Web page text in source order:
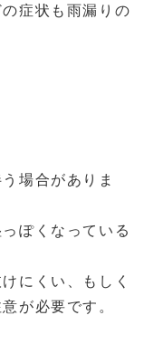
症状も雨漏りの
場合がありま
ぽくなっている
にくい、もしく
が必要です。